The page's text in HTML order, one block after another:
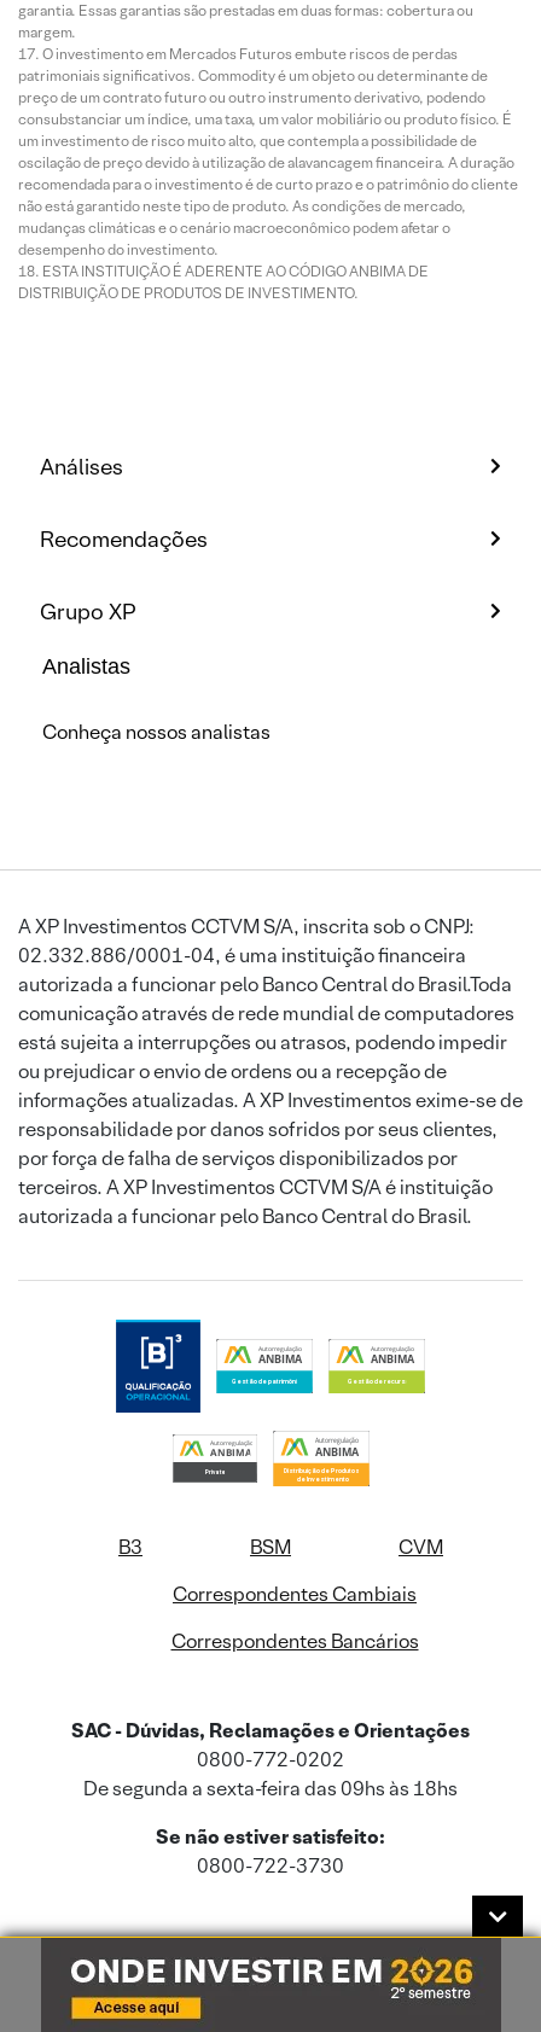
garantia. Essas garantias são prestadas em duas formas: cobertura ou
margem.
O investimento em Mercados Futuros embute riscos de perdas
patrimoniais significativos. Commodity é um objeto ou determinante de
preço de um contrato futuro ou outro instrumento derivativo, podendo
consubstanciar um índice, uma taxa, um valor mobiliário ou produto físico. É
um investimento de risco muito alto, que contempla a possibilidade de
oscilação de preço devido à utilização de alavancagem financeira. A duração
recomendada para o investimento é de curto prazo e o patrimônio do cliente
não está garantido neste tipo de produto. As condições de mercado,
mudanças climáticas e o cenário macroeconômico podem afetar o
desempenho do investimento.
ESTA INSTITUIÇÃO É ADERENTE AO CÓDIGO ANBIMA DE
DISTRIBUIÇÃO DE PRODUTOS DE INVESTIMENTO.
Análises
Recomendações
Grupo XP
Analistas
Conheça nossos analistas
A XP Investimentos CCTVM S/A, inscrita sob o CNPJ:
02.332.886/0001-04, é uma instituição financeira
autorizada a funcionar pelo Banco Central do Brasil.Toda
comunicação através de rede mundial de computadores
está sujeita a interrupções ou atrasos, podendo impedir
ou prejudicar o envio de ordens ou a recepção de
informações atualizadas. A XP Investimentos exime-se de
responsabilidade por danos sofridos por seus clientes,
por força de falha de serviços disponibilizados por
terceiros. A XP Investimentos CCTVM S/A é instituição
autorizada a funcionar pelo Banco Central do Brasil.
B3 BSM
CVM
Correspondentes Cambiais
Correspondentes Bancários
SAC - Dúvidas, Reclamações e Orientações
0800-772-0202
De segunda a sexta-feira das 09hs às 18hs
Se não estiver satisfeito:
0800-722-3730
Este site usa cookies e dados pessoais de acordo com a nossaPolítica de
Cookies
e a nossaPolítica de Privacidade.